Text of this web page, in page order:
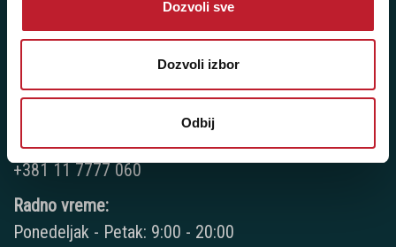
Dozvoli sve
Dozvoli izbor
Odbij
Novi Beograd - Milutina Milankovića 120D
+381 11 777 7776
+381 11 7777 060
Radno vreme:
Ponedeljak - Petak: 9:00 - 20:00